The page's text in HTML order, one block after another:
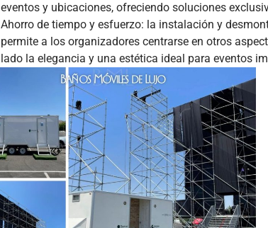
eventos y ubicaciones, ofreciendo soluciones
Ahorro de tiempo y esfuerzo: la instalación y
permite a los organizadores centrarse en otros
lado la elegancia y una estética ideal para eventos